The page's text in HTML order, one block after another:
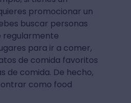
promocionar un
buscar personas
regularmente
para ir a comer,
de comida favoritos
de comida. De hecho,
como food